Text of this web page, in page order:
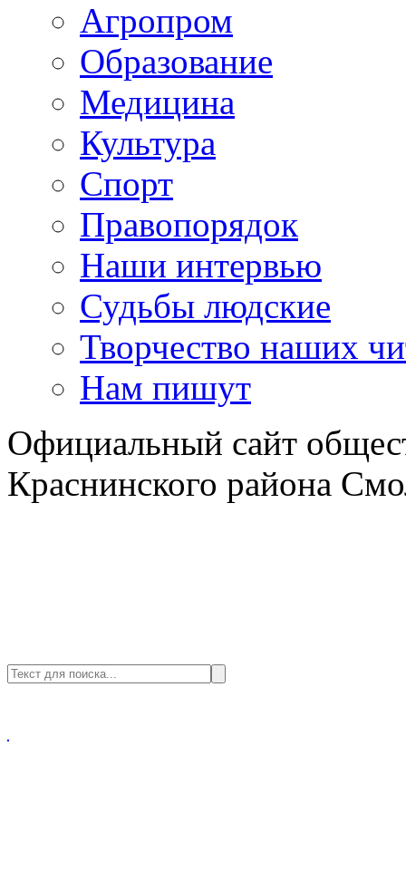
Агропром
Образование
Медицина
Культура
Спорт
Правопорядок
Наши интервью
Судьбы людские
Творчество наших
Нам пишут
Официальный сайт
Краснинского района